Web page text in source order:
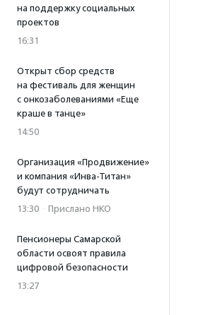
на поддержку социальных
проектов
16:31
Открыт сбор средств
на фестиваль для женщин
с онкозаболеваниями «Еще
краше в танце»
14:50
Организация «Продвижение»
и компания «Инва-Титан»
будут сотрудничать
13:30 · Прислано НКО
Пенсионеры Самарской
области освоят правила
цифровой безопасности
13:27